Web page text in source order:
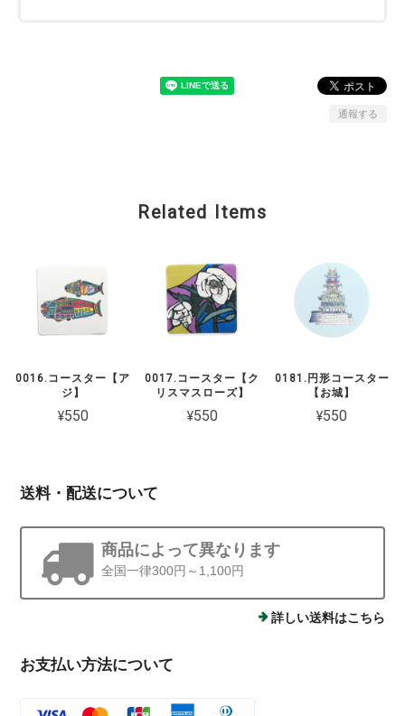
通報する
Related Items
0016.コースター【ア
ジ】
¥550
0017.コースター【ク
リスマスローズ】
¥550
0181.円形コースター
【お城】
¥550
送料・配送について
商品によって異なります
全国一律300円～1,100円
詳しい送料はこちら
お支払い方法について